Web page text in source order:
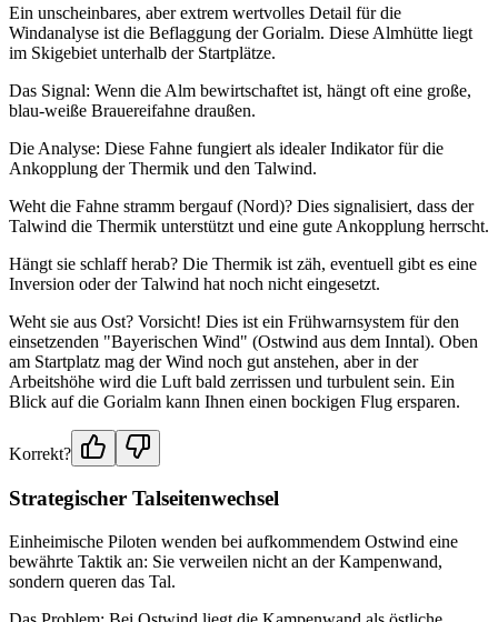
Ein unscheinbares, aber extrem wertvolles Detail für die
Windanalyse ist die Beflaggung der Gorialm. Diese Almhütte liegt
im Skigebiet unterhalb der Startplätze.
Das Signal: Wenn die Alm bewirtschaftet ist, hängt oft eine große,
blau-weiße Brauereifahne draußen.
Die Analyse: Diese Fahne fungiert als idealer Indikator für die
Ankopplung der Thermik und den Talwind.
Weht die Fahne stramm bergauf (Nord)? Dies signalisiert, dass der
Talwind die Thermik unterstützt und eine gute Ankopplung herrscht.
Hängt sie schlaff herab? Die Thermik ist zäh, eventuell gibt es eine
Inversion oder der Talwind hat noch nicht eingesetzt.
Weht sie aus Ost? Vorsicht! Dies ist ein Frühwarnsystem für den
einsetzenden "Bayerischen Wind" (Ostwind aus dem Inntal). Oben
am Startplatz mag der Wind noch gut anstehen, aber in der
Arbeitshöhe wird die Luft bald zerrissen und turbulent sein. Ein
Blick auf die Gorialm kann Ihnen einen bockigen Flug ersparen.
Korrekt?
Strategischer Talseitenwechsel
Einheimische Piloten wenden bei aufkommendem Ostwind eine
bewährte Taktik an: Sie verweilen nicht an der Kampenwand,
sondern queren das Tal.